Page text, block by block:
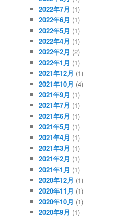
2022年7月 (1)
2022年6月 (1)
2022年5月 (1)
2022年4月 (1)
2022年2月 (2)
2022年1月 (1)
2021年12月 (1)
2021年10月 (4)
2021年9月 (1)
2021年7月 (1)
2021年6月 (1)
2021年5月 (1)
2021年4月 (1)
2021年3月 (1)
2021年2月 (1)
2021年1月 (1)
2020年12月 (1)
2020年11月 (1)
2020年10月 (1)
2020年9月 (1)